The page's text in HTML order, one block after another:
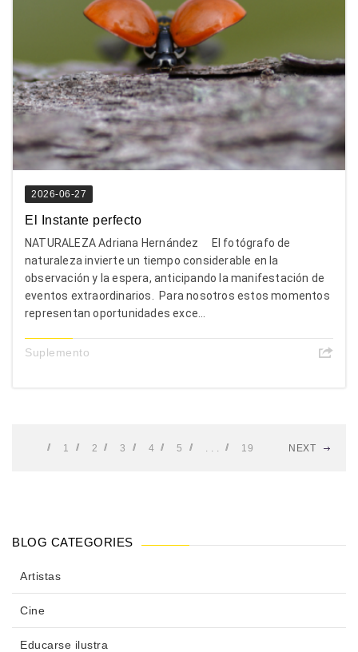
2026-06-27
El Instante perfecto
NATURALEZA Adriana Hernández El fotógrafo de
naturaleza invierte un tiempo considerable en la
observación y la espera, anticipando la manifestación de
eventos extraordinarios. Para nosotros estos momentos
representan oportunidades exce...
Suplemento
1 2 3 4 5 19 NEXT
BLOG CATEGORIES
Artistas
Cine
Educarse ilustra